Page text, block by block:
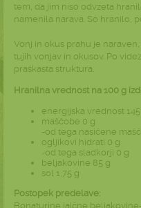
tem, da jim niso odvzeta
namenila narava. So hranilo,
Vonj in okus prahu je
tujih vonjav in okusov. Po
praškasta struktura.
Hranilna vrednost na 100 g
energijska vrednost
maščobe 0 g
-od tega nasičene
ogljikovi hidrati 0 g
-od tega sladkorji 0 g
beljakovine 85 g
sol 1,75 g
Postopek predelave:
Bonaturine jajčne